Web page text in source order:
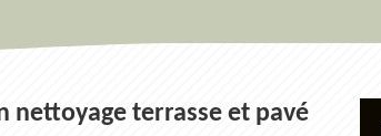
nettoyage terrasse et pavé